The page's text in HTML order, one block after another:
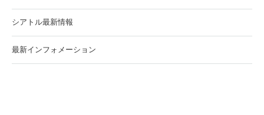
シアトル最新情報
最新インフォメーション